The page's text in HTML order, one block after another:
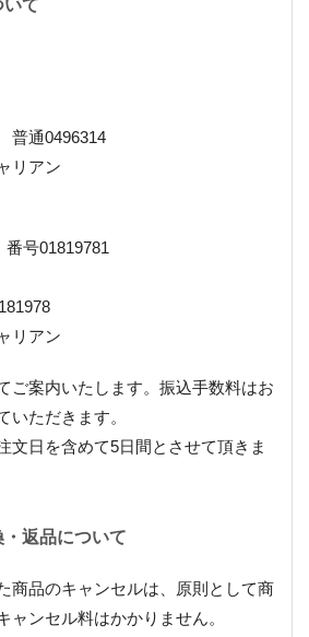
いて
通0496314
リアン
号01819781
リアン
ご案内いたします。振込手数料はお
いただきます。
文日を含めて5日間とさせて頂きま
返品について
商品のキャンセルは、原則として商
ャンセル料はかかりません。